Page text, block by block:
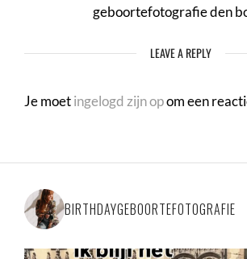
geboortefotografie den
LEAVE A REPLY
Je moetingelogd zijn opom een
BIRTHDAYGEBOORTEFOTOGRAFIE